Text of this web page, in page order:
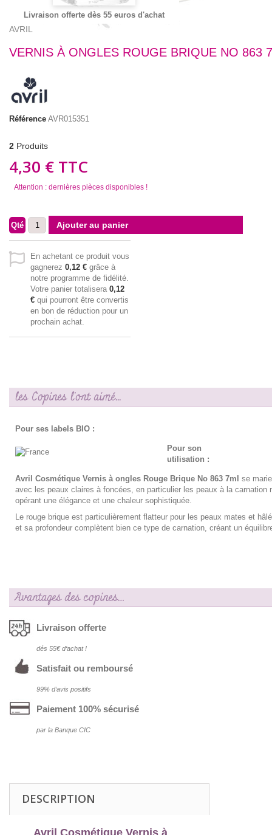
Livraison offerte dès 55 euros d'achat
AVRIL
VERNIS À ONGLES ROUGE BRIQUE NO 863
Référence AVR015351
2 Produits
4,30 € TTC
Attention : dernières pièces disponibles !
Qté Ajouter au panier
En achetant ce produit vous
gagnerez 0,12 € grâce à
notre programme de fidélité.
Votre panier totalisera 0,12
€ qui pourront être convertis
en bon de réduction pour un
prochain achat.
les Copines l'ont aimé...
Pour ses labels BIO :
Pour son
utilisation :
Avril Cosmétique Vernis à ongles Rouge Brique No 863 7ml se
avec les peaux claires à foncées, en particulier les peaux à la carnation
opérant une élégance et une chaleur sophistiquée.
Le rouge brique est particulièrement flatteur pour les peaux mates et
et sa profondeur complètent bien ce type de carnation, créant un
Avantages des copines…
Livraison offerte
dés 55€ d‘achat !
Satisfait ou remboursé
99% d‘avis positifs
Paiement 100% sécurisé
par la Banque CIC
DESCRIPTION